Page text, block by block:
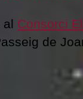
al Consorci
de